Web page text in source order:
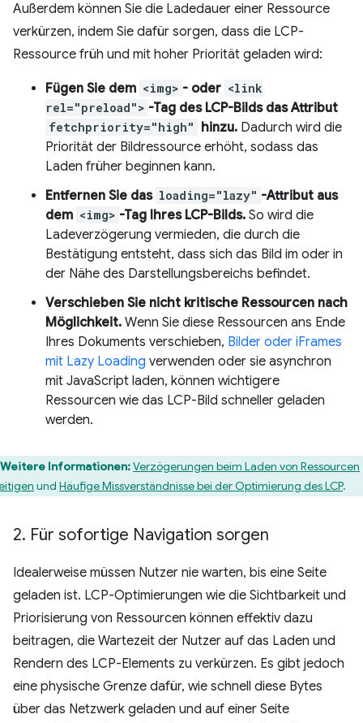
Außerdem können Sie die Ladedauer einer Ressource
verkürzen, indem Sie dafür sorgen, dass die LCP-
Ressource früh und mit hoher Priorität geladen wird:
Fügen Sie dem <img> - oder <link
rel="preload"> -Tag des LCP-Bilds das Attribut
fetchpriority="high" hinzu. Dadurch wird die
Priorität der Bildressource erhöht, sodass das
Laden früher beginnen kann.
Entfernen Sie das loading="lazy" -Attribut aus
dem <img> -Tag Ihres LCP-Bilds. So wird die
Ladeverzögerung vermieden, die durch die
Bestätigung entsteht, dass sich das Bild im oder in
der Nähe des Darstellungsbereichs befindet.
Verschieben Sie nicht kritische Ressourcen nach
Möglichkeit. Wenn Sie diese Ressourcen ans Ende
Ihres Dokuments verschieben, Bilder oder iFrames
mit Lazy Loading verwenden oder sie asynchron
mit JavaScript laden, können wichtigere
Ressourcen wie das LCP-Bild schneller geladen
werden.
Weitere Informationen:Verzögerungen beim Laden von Ressourcen
und Häufige Missverständnisse bei der Optimierung des LCP.
2. Für sofortige Navigation sorgen
Idealerweise müssen Nutzer nie warten, bis eine Seite
geladen ist. LCP-Optimierungen wie die Sichtbarkeit und
Priorisierung von Ressourcen können effektiv dazu
beitragen, die Wartezeit der Nutzer auf das Laden und
Rendern des LCP-Elements zu verkürzen. Es gibt jedoch
eine physische Grenze dafür, wie schnell diese Bytes
über das Netzwerk geladen und auf einer Seite